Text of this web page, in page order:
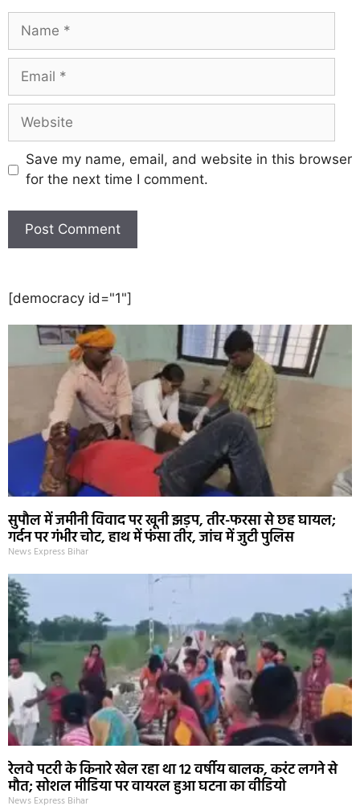
Save my name, email, and website in this browser
for the next time I comment.
[democracy id="1"]
सुपौल में जमीनी विवाद पर खूनी झड़प, तीर-फरसा से छह घायल;
गर्दन पर गंभीर चोट, हाथ में फंसा तीर, जांच में जुटी पुलिस
News Express Bihar
रेलवे पटरी के किनारे खेल रहा था 12 वर्षीय बालक, करंट लगने से
मौत; सोशल मीडिया पर वायरल हुआ घटना का वीडियो
News Express Bihar